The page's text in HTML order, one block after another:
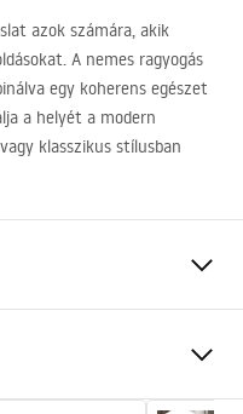
azok számára, akik
A nemes ragyogás
egy koherens egészet
a helyét a modern
klasszikus stílusban